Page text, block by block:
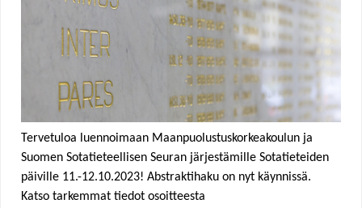
Tervetuloa luennoimaan Maanpuolustuskorkeakoulun ja
Suomen Sotatieteellisen Seuran järjestämille Sotatieteiden
päiville 11.-12.10.2023! Abstraktihaku on nyt käynnissä.
Katso tarkemmat tiedot osoitteesta